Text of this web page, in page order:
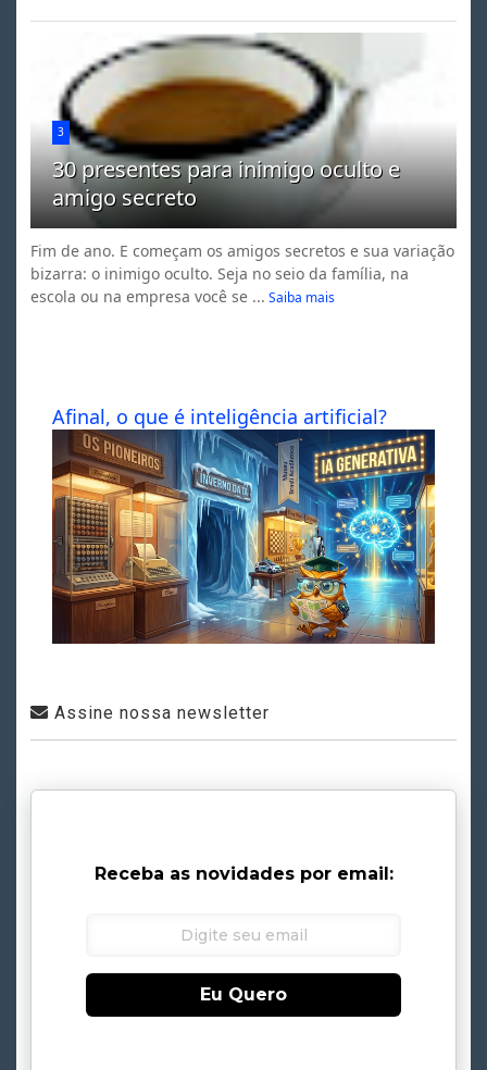
3
30 presentes para inimigo oculto e
amigo secreto
Fim de ano. E começam os amigos secretos e sua variação
bizarra: o inimigo oculto. Seja no seio da família, na
escola ou na empresa você se ... Saiba mais
Afinal, o que é inteligência artificial?
Assine nossa newsletter
Receba as novidades por email:
Eu Quero